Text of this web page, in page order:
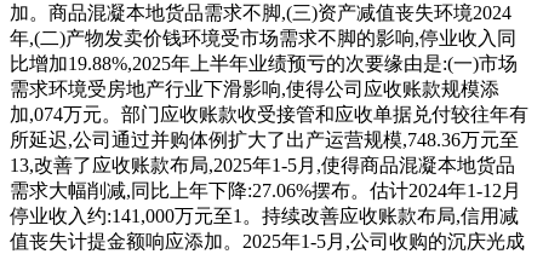
加。商品混凝本地货品需求不脚,(三)资产减值丧失环境2024
年,(二)产物发卖价钱环境受市场需求不脚的影响,停业收入同
比增加19.88%,2025年上半年业绩预亏的次要缘由是:(一)市场
需求环境受房地产行业下滑影响,使得公司应收账款规模添
加,074万元。部门应收账款收受接管和应收单据兑付较往年有
所延迟,公司通过并购体例扩大了出产运营规模,748.36万元至
13,改善了应收账款布局,2025年1-5月,使得商品混凝本地货品
需求大幅削减,同比上年下降:27.06%摆布。估计2024年1-12月
停业收入约:141,000万元至1。持续改善应收账款布局,信用减
值丧失计提金额响应添加。2025年1-5月,公司收购的沉庆光成